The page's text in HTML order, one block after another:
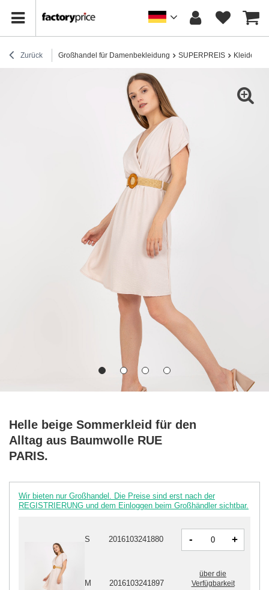
Zurück Großhandel für Damenbekleidung SUPERPREIS Kleider
Helle beige Sommerkleid für den
Alltag aus Baumwolle RUE
PARIS.
Wir bieten nur Großhandel. Die Preise sind erst nach der
REGISTRIERUNG und dem Einloggen beim Großhändler sichtbar.
S 2016103241880 - +
M 2016103241897
über die
Verfügbarkeit